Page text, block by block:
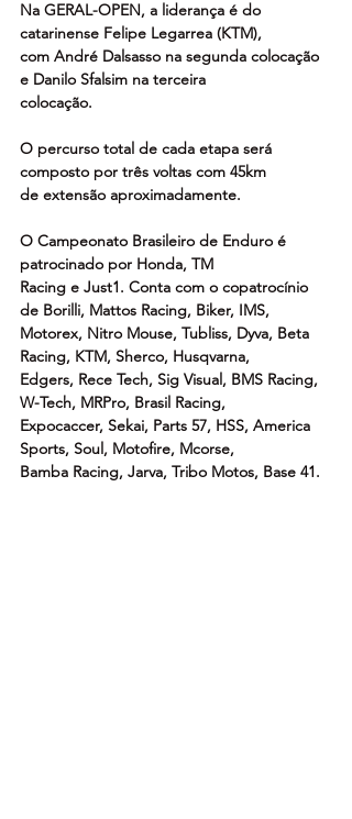
Na GERAL-OPEN, a liderança é do
catarinense Felipe Legarrea (KTM),
com André Dalsasso na segunda colocação
e Danilo Sfalsim na terceira
colocação.
O percurso total de cada etapa será
composto por três voltas com 45km
de extensão aproximadamente.
O Campeonato Brasileiro de Enduro é
patrocinado por Honda, TM
Racing e Just1. Conta com o copatrocínio
de Borilli, Mattos Racing, Biker, IMS,
Motorex, Nitro Mouse, Tubliss, Dyva, Beta
Racing, KTM, Sherco, Husqvarna,
Edgers, Rece Tech, Sig Visual, BMS Racing,
W-Tech, MRPro, Brasil Racing,
Expocaccer, Sekai, Parts 57, HSS, America
Sports, Soul, Motofire, Mcorse,
Bamba Racing, Jarva, Tribo Motos, Base 41.